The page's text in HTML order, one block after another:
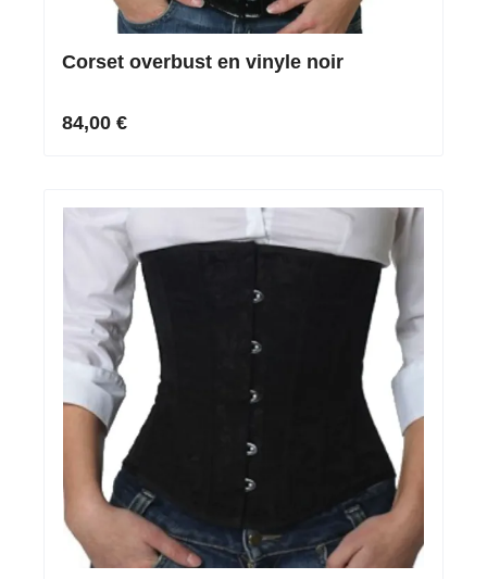
Corset overbust en vinyle noir
84,00 €